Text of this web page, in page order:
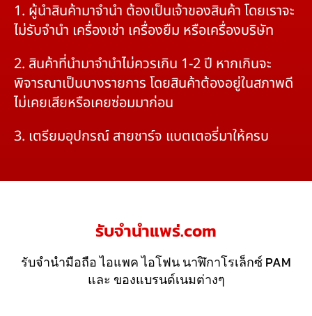
1. ผู้นำสินค้ามาจำนำ ต้องเป็นเจ้าของสินค้า โดยเราจะ
ไม่รับจำนำ เครื่องเช่า เครื่องยืม หรือเครื่องบริษัท
2. สินค้าที่นำมาจำนำไม่ควรเกิน 1-2 ปี หากเกินจะ
พิจารณาเป็นบางรายการ โดยสินค้าต้องอยู่ในสภาพดี
ไม่เคยเสียหรือเคยซ่อมมาก่อน
3. เตรียมอุปกรณ์ สายชาร์จ แบตเตอรี่มาให้ครบ
รับจํานําแพร่.com
รับจำนำมือถือ ไอแพค ไอโฟน นาฬิกาโรเล็กซ์ PAM
และ ของแบรนด์เนมต่างๆ